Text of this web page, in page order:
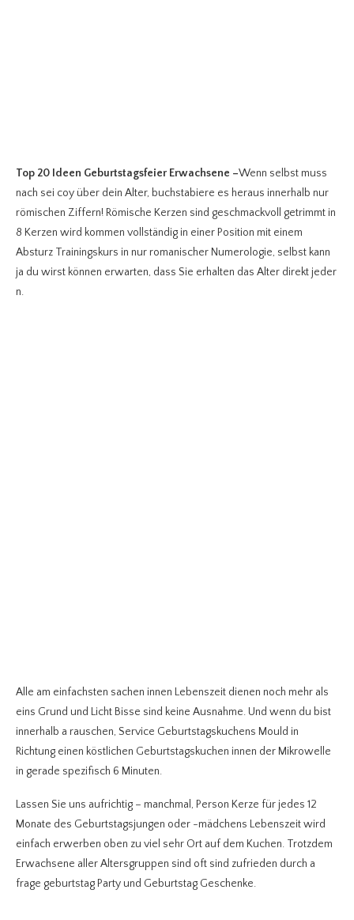
Top 20 Ideen Geburtstagsfeier Erwachsene –Wenn selbst muss
nach sei coy über dein Alter, buchstabiere es heraus innerhalb nur
römischen Ziffern! Römische Kerzen sind geschmackvoll getrimmt in
8 Kerzen wird kommen vollständig in einer Position mit einem
Absturz Trainingskurs in nur romanischer Numerologie, selbst kann
ja du wirst können erwarten, dass Sie erhalten das Alter direkt jeder
n.
Alle am einfachsten sachen innen Lebenszeit dienen noch mehr als
eins Grund und Licht Bisse sind keine Ausnahme. Und wenn du bist
innerhalb a rauschen, Service Geburtstagskuchens Mould in
Richtung einen köstlichen Geburtstagskuchen innen der Mikrowelle
in gerade spezifisch 6 Minuten.
Lassen Sie uns aufrichtig – manchmal, Person Kerze für jedes 12
Monate des Geburtstagsjungen oder -mädchens Lebenszeit wird
einfach erwerben oben zu viel sehr Ort auf dem Kuchen. Trotzdem
Erwachsene aller Altersgruppen sind oft sind zufrieden durch a
frage geburtstag Party und Geburtstag Geschenke.